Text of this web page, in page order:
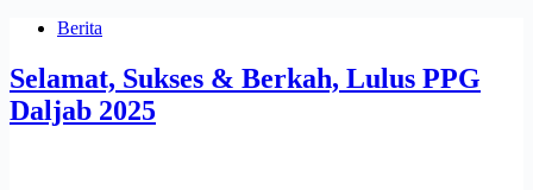
Berita
Selamat, Sukses & Berkah, Lulus PPG
Daljab 2025